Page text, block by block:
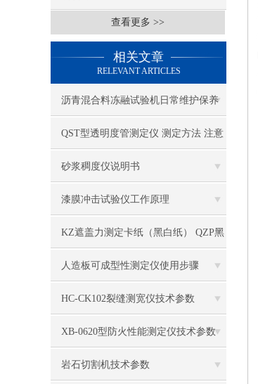
查看更多 >>
相关文章
RELEVANT ARTICLES
沥青混合料冻融试验机日常维护保养
QST型透明度管测定仪 测定方法 注意
事项
砂浆稠度仪说明书
漆膜冲击试验仪工作原理
KZ遮盖力测定卡纸（黑白纸） QZP黑
白格遮盖力板 QSG型格式管
人造板可成型性测定仪使用步骤
HC-CK102裂缝测宽仪技术参数
XB-0620型防火性能测定仪技术参数
岩石切割机技术参数